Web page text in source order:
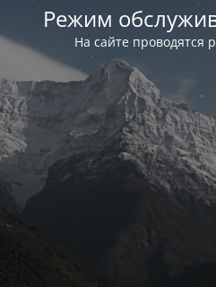
Режим
На сайте проводятся